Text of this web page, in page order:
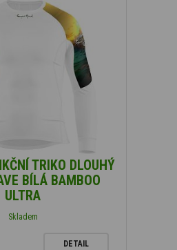
TRIKO DLOUHÝ
BÍLÁ BAMBOO
ULTRA
Skladem
DETAIL